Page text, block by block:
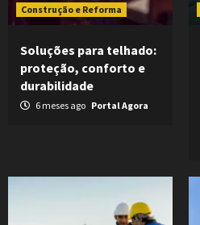
Construção e Reforma
Soluções para telhado:
proteção, conforto e
durabilidade
6 meses ago Portal Agora